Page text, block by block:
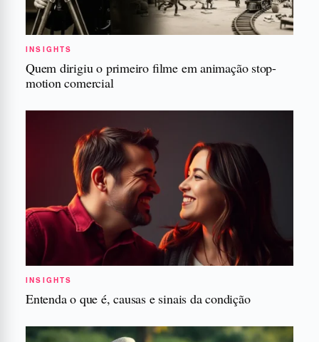
INSIGHTS
Quem dirigiu o primeiro filme em animação stop-
motion comercial
INSIGHTS
Entenda o que é, causas e sinais da condição